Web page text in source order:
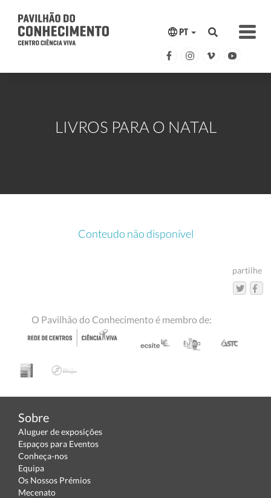
PT
LIVROS PARA O NATAL
Conteudo não disponível
partilhe
O Pavilhão do Conhecimento é membro de:
Sobre
Aluguer de exposições
Espaços para Eventos
Conheça-nos
Equipa
Os Nossos Prémios
Mecenato